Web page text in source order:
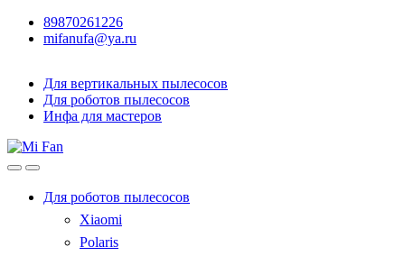
89870261226
mifanufa@ya.ru
Для вертикальных пылесосов
Для роботов пылесосов
Инфа для мастеров
Для роботов пылесосов
Xiaomi
Polaris